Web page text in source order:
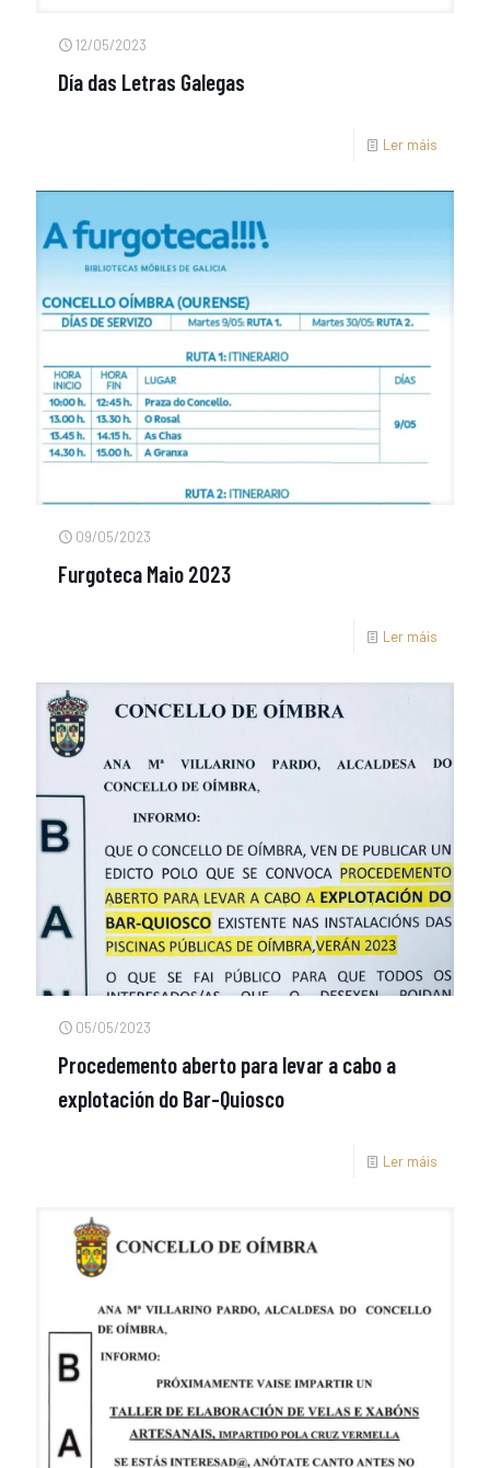
12/05/2023
Día das Letras Galegas
Ler máis
09/05/2023
Furgoteca Maio 2023
Ler máis
05/05/2023
Procedemento aberto para levar a cabo a
explotación do Bar-Quiosco
Ler máis